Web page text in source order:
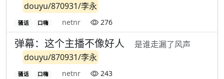
douyu/870931/李永
骚话 口嗨 netnr 276
弹幕：这个主播不像好人
是谁走漏了风声
douyu/870931/李永
骚话 口嗨 netnr 243